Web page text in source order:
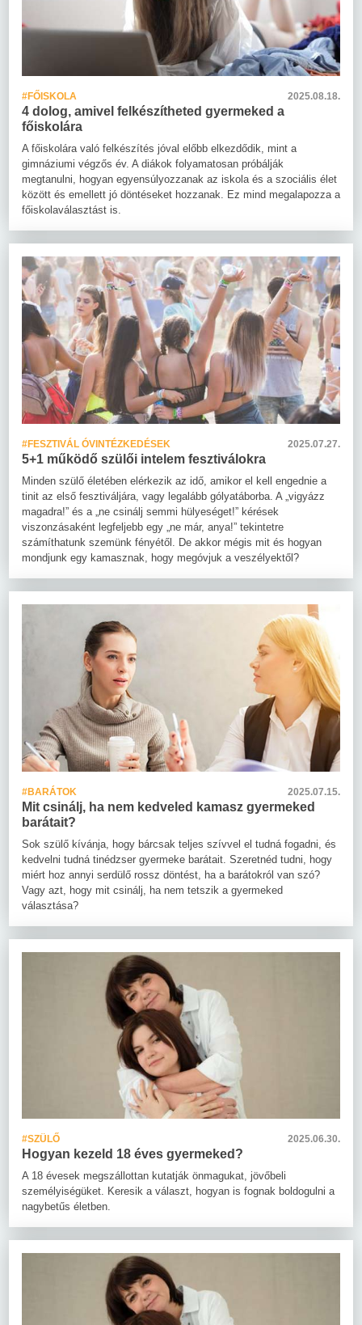
#FŐISKOLA 2025.08.18.
4 dolog, amivel felkészítheted gyermeked a
főiskolára
A főiskolára való felkészítés jóval előbb elkezdődik, mint a
gimnáziumi végzős év. A diákok folyamatosan próbálják
megtanulni, hogyan egyensúlyozzanak az iskola és a szociális élet
között és emellett jó döntéseket hozzanak. Ez mind megalapozza a
főiskolaválasztást is.
#FESZTIVÁL ÓVINTÉZKEDÉSEK 2025.07.27.
5+1 működő szülői intelem fesztiválokra
Minden szülő életében elérkezik az idő, amikor el kell engednie a
tinit az első fesztiváljára, vagy legalább gólyatáborba. A „vigyázz
magadra!” és a „ne csinálj semmi hülyeséget!” kérések
viszonzásaként legfeljebb egy „ne már, anya!” tekintetre
számíthatunk szemünk fényétől. De akkor mégis mit és hogyan
mondjunk egy kamasznak, hogy megóvjuk a veszélyektől?
#BARÁTOK 2025.07.15.
Mit csinálj, ha nem kedveled kamasz gyermeked
barátait?
Sok szülő kívánja, hogy bárcsak teljes szívvel el tudná fogadni, és
kedvelni tudná tinédzser gyermeke barátait. Szeretnéd tudni, hogy
miért hoz annyi serdülő rossz döntést, ha a barátokról van szó?
Vagy azt, hogy mit csinálj, ha nem tetszik a gyermeked
választása?
#SZÜLŐ 2025.06.30.
Hogyan kezeld 18 éves gyermeked?
A 18 évesek megszállottan kutatják önmagukat, jövőbeli
személyiségüket. Keresik a választ, hogyan is fognak boldogulni a
nagybetűs életben.